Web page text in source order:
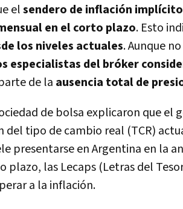
elsendero de inflación
en el corto plazo. Esto
los niveles actuales. Aunque
especialistas del bróker
de la ausencia total de
de bolsa explicaron que el
del tipo de cambio real (TCR)
presentarse en Argentina en la
plazo, las Lecaps (Letras del
a la inflación.